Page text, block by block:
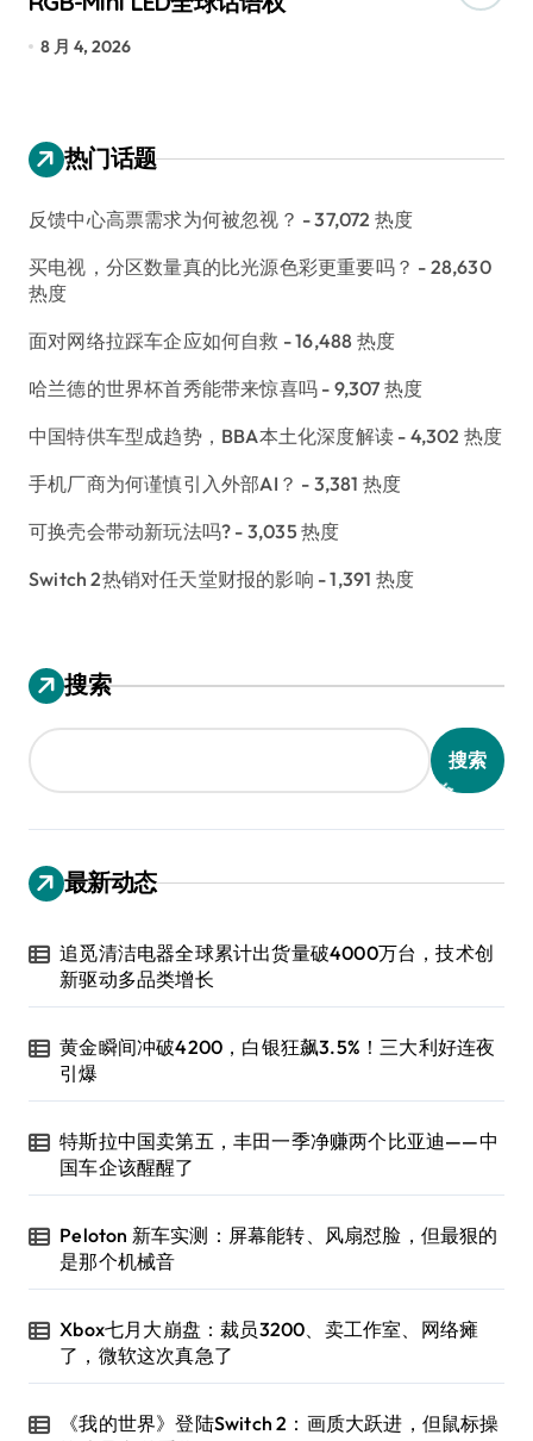
8 月 4, 2026
热门话题
反馈中心高票需求为何被忽视？ - 37,072 热度
买电视，分区数量真的比光源色彩更重要吗？ - 28,630
热度
面对网络拉踩车企应如何自救 - 16,488 热度
哈兰德的世界杯首秀能带来惊喜吗 - 9,307 热度
中国特供车型成趋势，BBA本土化深度解读 - 4,302 热度
手机厂商为何谨慎引入外部AI？ - 3,381 热度
可换壳会带动新玩法吗? - 3,035 热度
Switch 2热销对任天堂财报的影响 - 1,391 热度
搜索
搜索
最新动态
追觅清洁电器全球累计出货量破4000万台，技术创
新驱动多品类增长
黄金瞬间冲破4200，白银狂飙3.5%！三大利好连夜
引爆
特斯拉中国卖第五，丰田一季净赚两个比亚迪——中
国车企该醒醒了
Peloton 新车实测：屏幕能转、风扇怼脸，但最狠的
是那个机械音
Xbox七月大崩盘：裁员3200、卖工作室、网络瘫
了，微软这次真急了
《我的世界》登陆Switch 2：画质大跃进，但鼠标操